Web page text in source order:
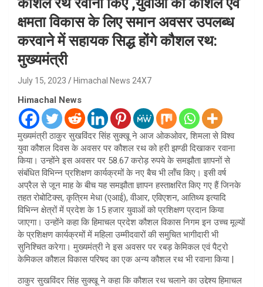
कौशल रथ रवाना किए ,युवाओं को कौशल एवं
क्षमता विकास के लिए समान अवसर उपलब्ध
करवाने में सहायक सिद्ध होंगे कौशल रथ:
मुख्यमंत्री
July 15, 2023 Himachal News 24X7
Himachal News
मुख्यमंत्री ठाकुर सुखविंदर सिंह सुक्खू ने आज ओकओवर, शिमला से विश्व
युवा कौशल दिवस के अवसर पर कौशल रथ को हरी झण्डी दिखाकर रवाना
किया। उन्होंने इस अवसर पर 58.67 करोड़ रुपये के समझौता ज्ञापनों से
संबंधित विभिन्न प्रशिक्षण कार्यक्रमों के नए बैच भी लॉंच किए। इसी वर्ष
अप्रैल से जून माह के बीच यह समझौता ज्ञापन हस्ताक्षरित किए गए हैं जिनके
तहत रोबोटिक्स, कृत्रिम मेधा (एआई), वीआर, एविएशन, आतिथ्य इत्यादि
विभिन्न क्षेत्रों में प्रदेश के 15 हजार युवाओं को प्रशिक्षण प्रदान किया
जाएगा। उन्होंने कहा कि हिमाचल प्रदेश कौशल विकास निगम इन उच्च मूल्यों
के प्रशिक्षण कार्यक्रमों में महिला उम्मीदवारों की समुचित भागीदारी भी
सुनिश्चित करेगा। मुख्यमंत्री ने इस अवसर पर रबड़ केमिकल एवं पैट्रो
केमिकल कौशल विकास परिषद का एक अन्य कौशल रथ भी रवाना किया |
ठाकुर सुखविंदर सिंह सुक्खू ने कहा कि कौशल रथ चलाने का उद्देश्य हिमाचल